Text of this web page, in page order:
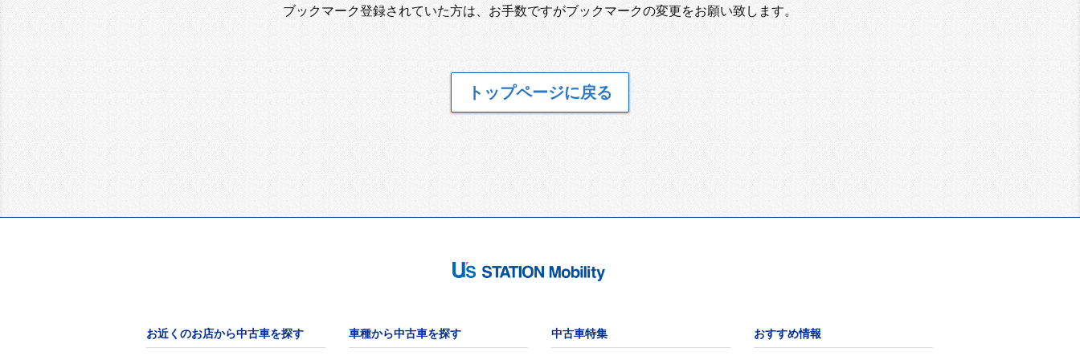
ブックマーク登録されていた方は、お手数ですがブックマークの変更をお願い致します。
トップページに戻る
お近くのお店から中古車を探す 車種から中古車を探す 中古車特集 おすすめ情報